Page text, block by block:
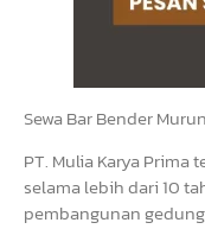
Sewa Bar Bender
PT. Mulia Karya
selama lebih dari 10
pembangunan